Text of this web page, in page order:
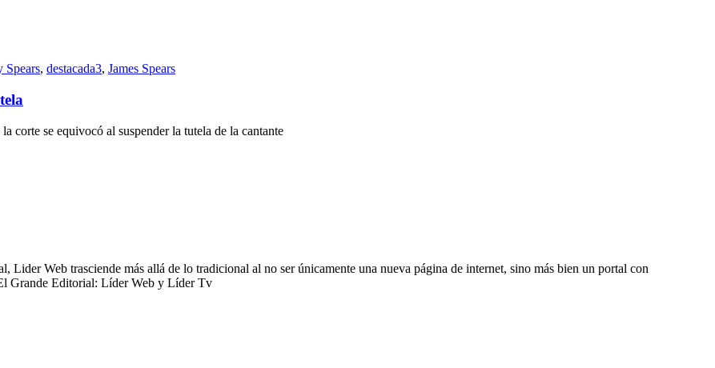
Spears, destacada3, James Spears
corte se equivocó al suspender la tutela de la cantante
Lider Web trasciende más allá de lo tradicional al no ser únicamente una nueva página de internet, sino más bien un portal con
Grande Editorial: Líder Web y Líder Tv